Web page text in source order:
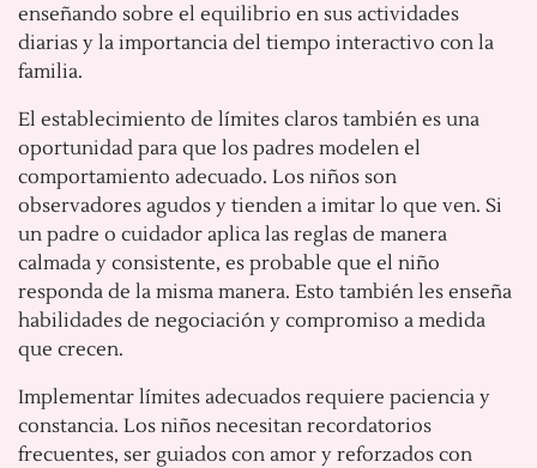
enseñando sobre el equilibrio en sus actividades
diarias y la importancia del tiempo interactivo con la
familia.
El establecimiento de límites claros también es una
oportunidad para que los padres modelen el
comportamiento adecuado. Los niños son
observadores agudos y tienden a imitar lo que ven. Si
un padre o cuidador aplica las reglas de manera
calmada y consistente, es probable que el niño
responda de la misma manera. Esto también les enseña
habilidades de negociación y compromiso a medida
que crecen.
Implementar límites adecuados requiere paciencia y
constancia. Los niños necesitan recordatorios
frecuentes, ser guiados con amor y reforzados con